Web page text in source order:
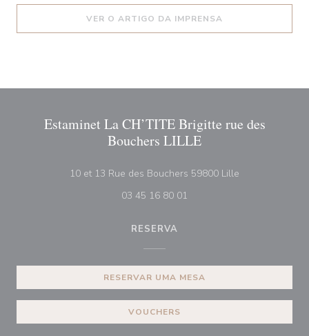
VER O ARTIGO DA IMPRENSA
Estaminet La CH’TITE Brigitte rue des
Bouchers LILLE
10 et 13 Rue des Bouchers 59800 Lille
03 45 16 80 01
RESERVA
RESERVAR UMA MESA
VOUCHERS